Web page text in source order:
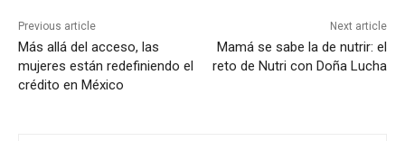
Previous article
Más allá del acceso, las
mujeres están redefiniendo el
crédito en México
Next article
Mamá se sabe la de nutrir: el
reto de Nutri con Doña Lucha